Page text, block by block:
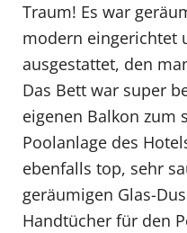
Traum! Es war
modern eingerichtet
ausgestattet, den
Das Bett war super
eigenen Balkon zum
Poolanlage des
ebenfalls top, sehr
geräumigen Glas-
Handtücher für den